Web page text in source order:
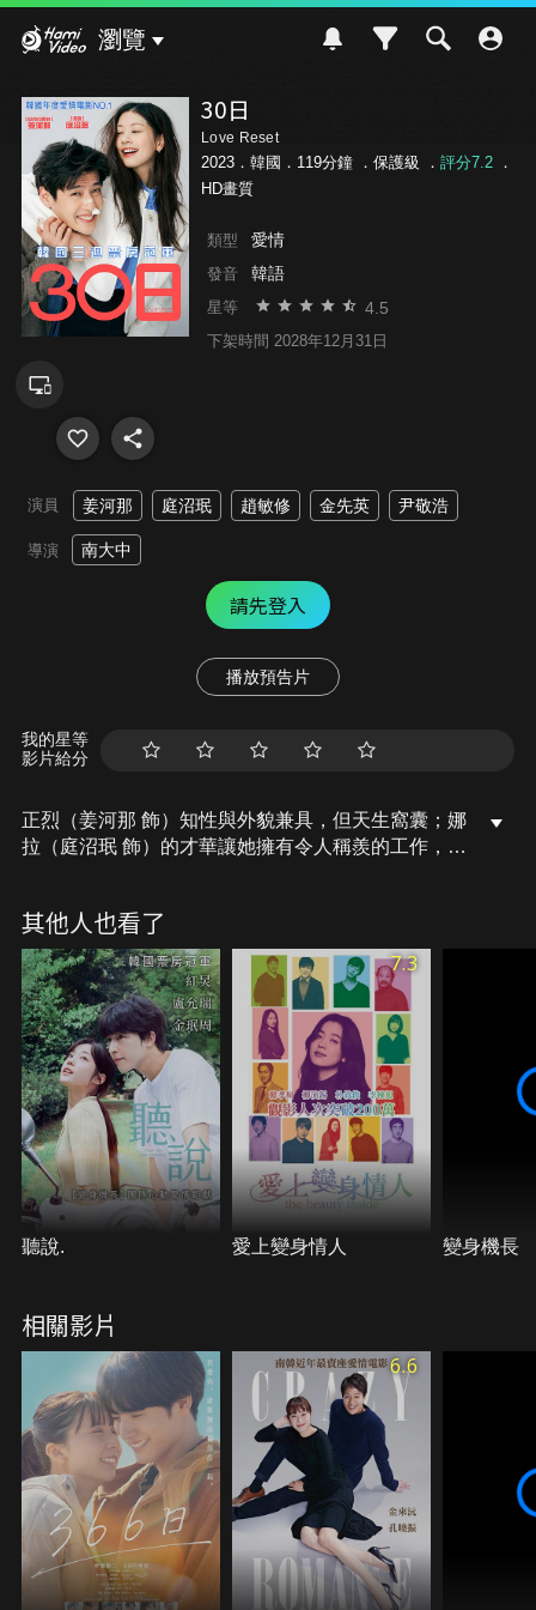
瀏覽
30日
Love Reset
2023．韓國．119分鐘 ． 保護級 ． 評分7.2．
HD畫質
類型 愛情
發音 韓語
星等 4.5
下架時間 2028年12月31日
演員 姜河那 庭沼珉 趙敏修 金先英 尹敬浩
導演 南大中
請先登入
播放預告片
我的星等
影片給分
正烈（姜河那 飾）知性與外貌兼具，但天生窩囊；娜
拉（庭沼珉 飾）的才華讓她擁有令人稱羨的工作，但
婚。就在兩人獲得30天的離婚熟慮期後離開法院時，
卻發生意外導致他們失去了記憶……
其他人也看了
聽說.
7.3
愛上變身情人 變身機長
相關影片
6.6